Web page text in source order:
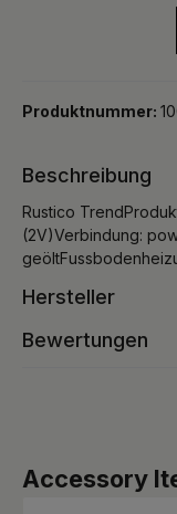
Produktnummer:
Beschreibung
Rustico
(2V)Verbindung:
Hersteller
Bewertungen
Produktgalerie
Accessory